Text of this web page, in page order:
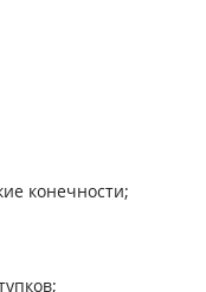
конечности;